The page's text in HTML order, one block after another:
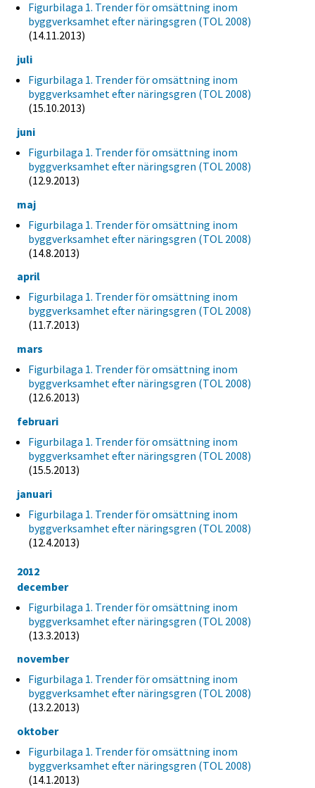
Figurbilaga 1. Trender för omsättning inom
byggverksamhet efter näringsgren (TOL 2008)
(14.11.2013)
juli
Figurbilaga 1. Trender för omsättning inom
byggverksamhet efter näringsgren (TOL 2008)
(15.10.2013)
juni
Figurbilaga 1. Trender för omsättning inom
byggverksamhet efter näringsgren (TOL 2008)
(12.9.2013)
maj
Figurbilaga 1. Trender för omsättning inom
byggverksamhet efter näringsgren (TOL 2008)
(14.8.2013)
april
Figurbilaga 1. Trender för omsättning inom
byggverksamhet efter näringsgren (TOL 2008)
(11.7.2013)
mars
Figurbilaga 1. Trender för omsättning inom
byggverksamhet efter näringsgren (TOL 2008)
(12.6.2013)
februari
Figurbilaga 1. Trender för omsättning inom
byggverksamhet efter näringsgren (TOL 2008)
(15.5.2013)
januari
Figurbilaga 1. Trender för omsättning inom
byggverksamhet efter näringsgren (TOL 2008)
(12.4.2013)
2012
december
Figurbilaga 1. Trender för omsättning inom
byggverksamhet efter näringsgren (TOL 2008)
(13.3.2013)
november
Figurbilaga 1. Trender för omsättning inom
byggverksamhet efter näringsgren (TOL 2008)
(13.2.2013)
oktober
Figurbilaga 1. Trender för omsättning inom
byggverksamhet efter näringsgren (TOL 2008)
(14.1.2013)